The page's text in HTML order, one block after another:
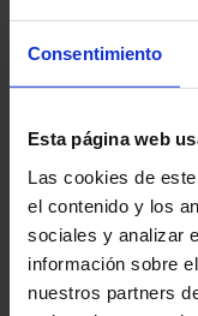
Consentimiento
Esta página web
Las cookies de
el contenido y los
sociales y analizar
información sobre
nuestros partners
Trabaja con nosotros​
Rincón del accionista​
Canal interno de